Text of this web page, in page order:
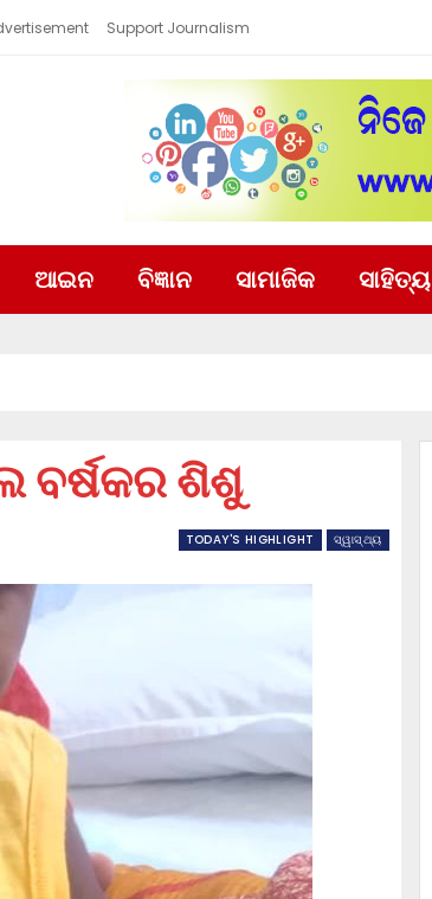
Support Journalism
ଆଇନ ବିଜ୍ଞାନ ସାମାଜିକ ସାହିତ୍ୟ
ବର୍ଷକର ଶିଶୁ
TODAY'S HIGHLIGHT ସ୍ୱାସ୍ଥ୍ୟ